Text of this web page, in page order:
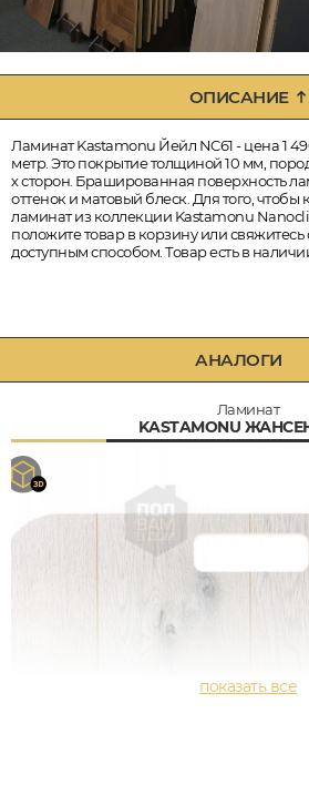
ОПИСАНИЕ
Ламинат Kastamonu Йейл NC61 - цена 1
метр. Это покрытие толщиной 10 мм,
х сторон. Брашированная поверхность
оттенок и матовый блеск. Для того, чтобы
ламинат из коллекции Kastamonu
положите товар в корзину или
доступным способом. Товар есть в
АНАЛОГИ
Ламинат
KASTAMONU